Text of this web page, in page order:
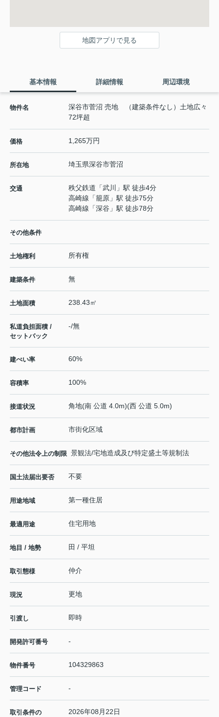
地図アプリで見る
基本情報 詳細情報 周辺環境
物件名
深谷市菅沼 売地 （建築条件なし）土地広々
72坪超
価格 1,265万円
所在地 埼玉県深谷市菅沼
交通 秩父鉄道 「武川
」駅 徒歩4分
高崎線 「籠原 」駅 徒歩75分
高崎線 「深谷 」駅 徒歩78分
その他条件
土地権利 所有権
建築条件 無
土地面積 238.43㎡
私道負担面積 /
セットバック
-/無
建ぺい率 60%
容積率 100%
接道状況 角地(南 公道 4.0m)(西 公道 5.0m)
都市計画 市街化区域
その他法令上の制限 景観法/宅地造成及び特定盛土等規制法
国土法届出要否 不要
用途地域 第一種住居
最適用途 住宅用地
地目 / 地勢 田 / 平坦
取引態様 仲介
現況 更地
引渡し 即時
開発許可番号 -
物件番号 104329863
管理コード -
取引条件の
2026年08月22日